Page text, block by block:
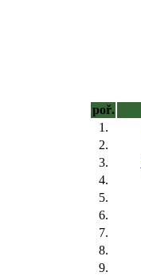
poř.
1.
2.
3.
4.
5.
6.
7.
8.
9.